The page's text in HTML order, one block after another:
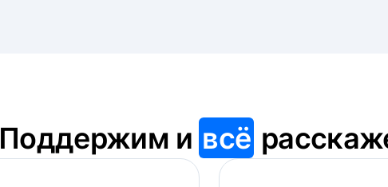
Поддержим и всё